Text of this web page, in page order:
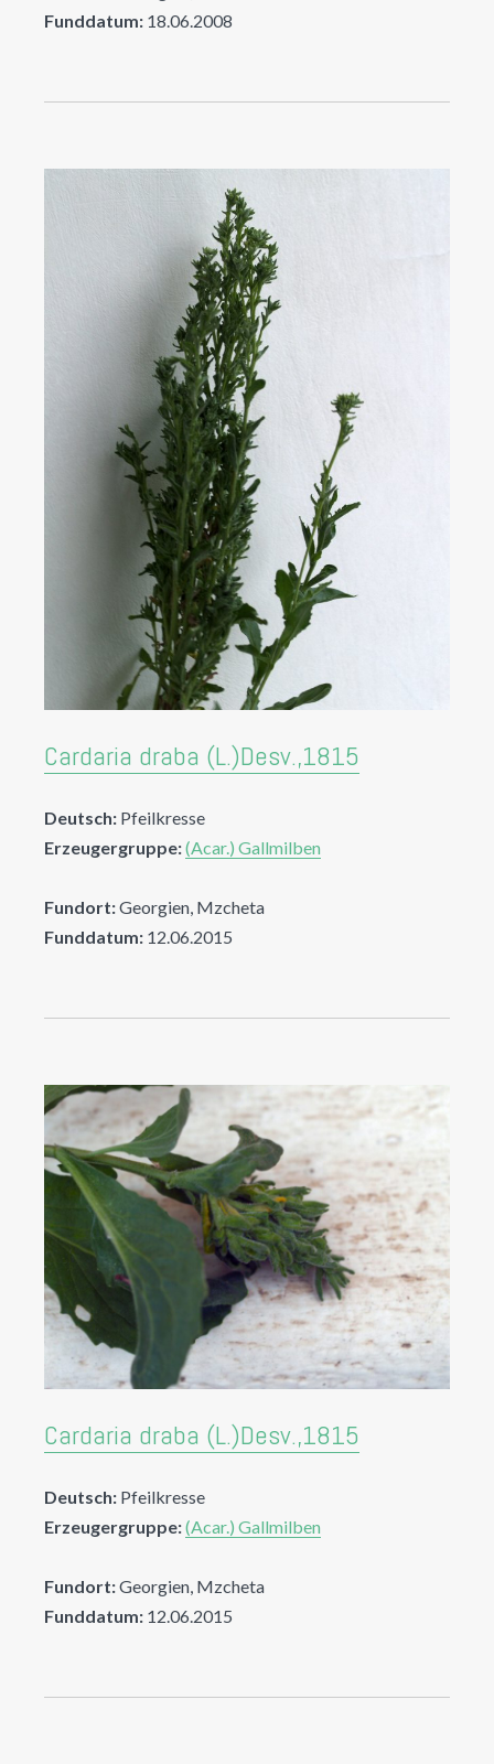
Funddatum: 18.06.2008
Cardaria draba (L.)Desv.,1815
Deutsch: Pfeilkresse
Erzeugergruppe:(Acar.) Gallmilben
Fundort:Georgien, Mzcheta
Funddatum: 12.06.2015
Cardaria draba (L.)Desv.,1815
Deutsch: Pfeilkresse
Erzeugergruppe:(Acar.) Gallmilben
Fundort:Georgien, Mzcheta
Funddatum: 12.06.2015